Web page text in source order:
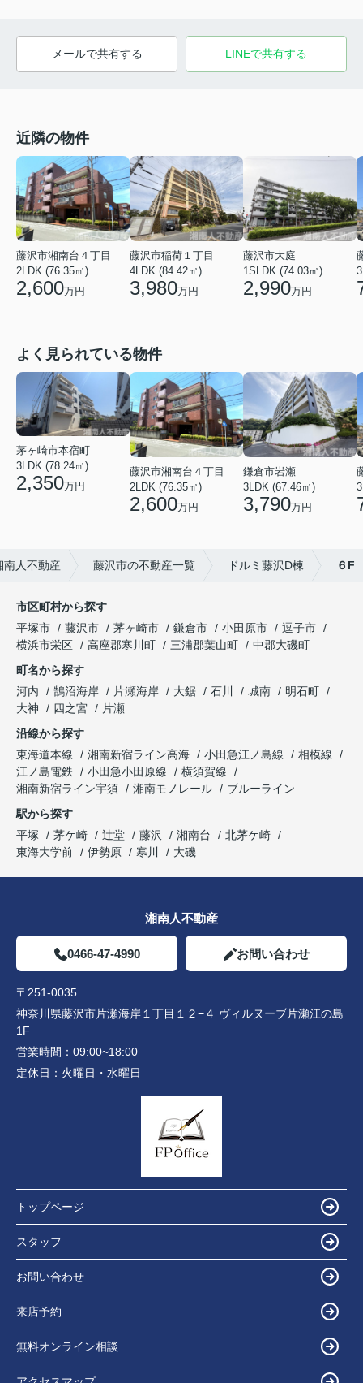
メールで共有する LINEで共有する
近隣の物件
藤沢市湘南台４丁目
2LDK (76.35㎡)
2,600万円
藤沢市稲荷１丁目
4LDK (84.42㎡)
3,980万円
藤沢市大庭
1SLDK (74.03㎡)
2,990万円
よく見られている物件
茅ヶ崎市本宿町
3LDK (78.24㎡)
2,350万円
藤沢市湘南台４丁目
2LDK (76.35㎡)
2,600万円
鎌倉市岩瀬
3LDK (67.46㎡)
3,790万円
南人不動産 藤沢市の不動産一覧 ドルミ藤沢D棟 ６F
市区町村から探す
平塚市
藤沢市 茅ヶ崎市 鎌倉市 小田原市
逗子市
横浜市栄区
高座郡寒川町 三浦郡葉山町
中郡大磯町
町名から探す
河内
鵠沼海岸 片瀬海岸 大鋸 石川 城南
明石町
大神
四之宮
片瀬
沿線から探す
東海道本線
湘南新宿ライン高海 小田急江ノ島線
相模線
江ノ島電鉄
小田急小田原線
横須賀線
湘南新宿ライン宇須
湘南モノレール
ブルーライン
駅から探す
平塚
茅ケ崎 辻堂 藤沢 湘南台
北茅ケ崎
東海大学前
伊勢原 寒川 大磯
湘南人不動産
0466-47-4990 お問い合わせ
〒251-0035
神奈川県藤沢市片瀬海岸１丁目１２−４ ヴィルヌーブ片瀬江の島
1F
営業時間： 09:00~18:00
定休日： 火曜日・水曜日
トップページ
スタッフ
お問い合わせ
来店予約
無料オンライン相談